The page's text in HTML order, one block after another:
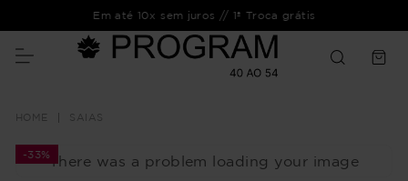
Em até 10x sem juros // 1ª Troca grátis
SAIAS
There was a problem loading your image
-33%